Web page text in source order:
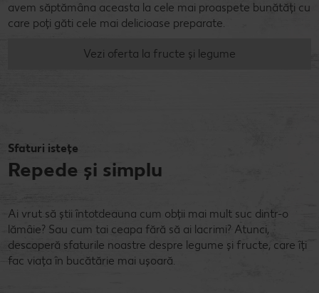
avem săptămâna aceasta la cele mai proaspete bunătăți cu
care poți găti cele mai delicioase preparate.
Vezi oferta la fructe și legume
Sfaturi istețe
Repede și simplu
Ai vrut să știi întotdeauna cum obții mai mult suc dintr-o
lămâie? Sau cum tai ceapa fără să ai lacrimi? Atunci,
descoperă sfaturile noastre despre legume și fructe, care îți
fac viața în bucătărie mai ușoară.